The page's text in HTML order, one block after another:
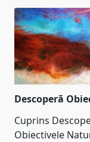
Descoperă
Cuprins
Obiectivele